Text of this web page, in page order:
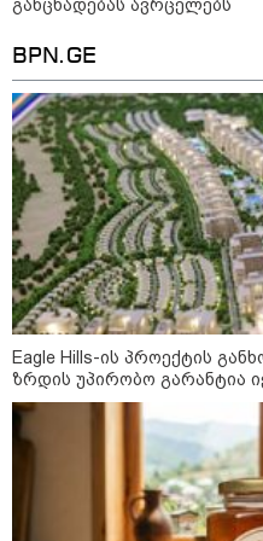
- ეკა
პოლიტიკა
განცხადებას ავრცელებს
BPN.GE
Eagle Hills-ის პროექტის
ზრდის უპირობო გარანტია